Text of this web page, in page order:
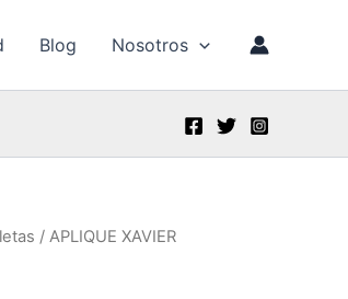
Blog Nosotros
/ APLIQUE XAVIER